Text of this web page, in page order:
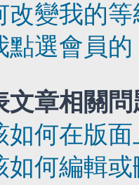
改變我的等
點選會員
文章相關問
如何在版
如何編輯